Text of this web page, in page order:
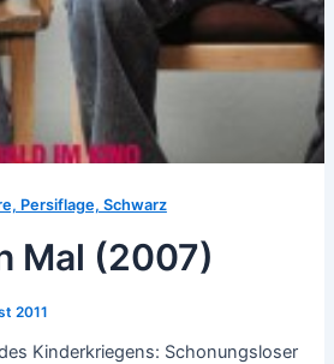
Persiflage, Schwarz
Mal (2007)
2011
Kinderkriegens: Schonungsloser